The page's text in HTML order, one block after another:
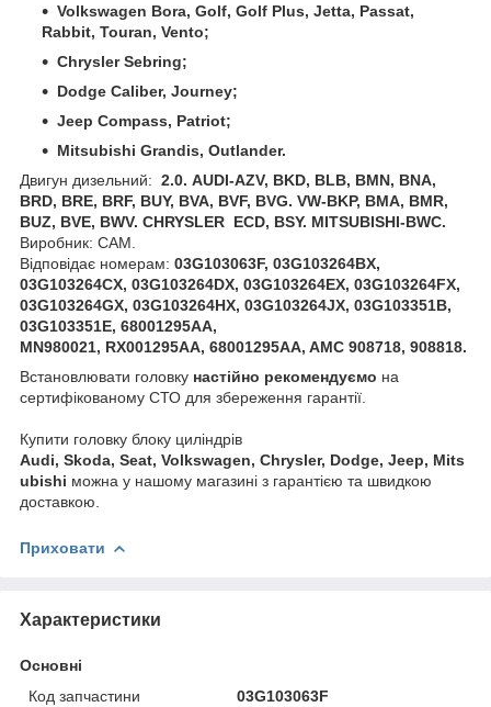
Volkswagen Bora, Golf, Golf Plus, Jetta, Passat,
Rabbit, Touran, Vento;
Chrysler Sebring;
Dodge Caliber, Journey;
Jeep Compass, Patriot;
Mitsubishi Grandis, Outlander.
Двигун дизельний: 2.0. AUDI-AZV, BKD, BLB, BMN, BNA,
BRD, BRE, BRF, BUY, BVA, BVF, BVG. VW-BKP, BMA, BMR,
BUZ, BVE, BWV. CHRYSLER ECD, BSY. MITSUBISHI-BWC.
Виробник: CAM.
Відповідає номерам: 03G103063F, 03G103264BX,
03G103264CX, 03G103264DX, 03G103264EX, 03G103264FX,
03G103264GX, 03G103264HX, 03G103264JX, 03G103351B,
03G103351E, 68001295AA,
MN980021, RX001295AA, 68001295AA, AMC 908718, 908818.
Встановлювати головку настійно рекомендуємо на
сертифікованому СТО для збереження гарантії.
Купити головку блоку циліндрів
Audi, Skoda, Seat, Volkswagen, Chrysler, Dodge, Jeep, Mits
ubishi можна у нашому магазині з гарантією та швидкою
доставкою.
Приховати
Характеристики
Основні
Код запчастини
03G103063F